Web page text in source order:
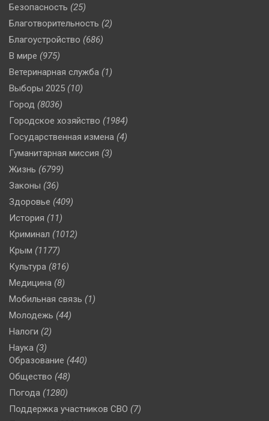
Безопасность (25)
Благотворительность (2)
Благоустройство (686)
В мире (975)
Ветеринарная служба (1)
Выборы 2025 (10)
Город (8036)
Городское хозяйство (1984)
Государственная измена (4)
Гуманитарная миссия (3)
Жизнь (6799)
Законы (36)
Здоровье (409)
История (11)
Криминал (1012)
Крым (1177)
Культура (816)
Медицина (8)
Мобильная связь (1)
Молодежь (44)
Налоги (2)
Наука (3)
Образование (440)
Общество (48)
Погода (1280)
Поддержка участников СВО (7)